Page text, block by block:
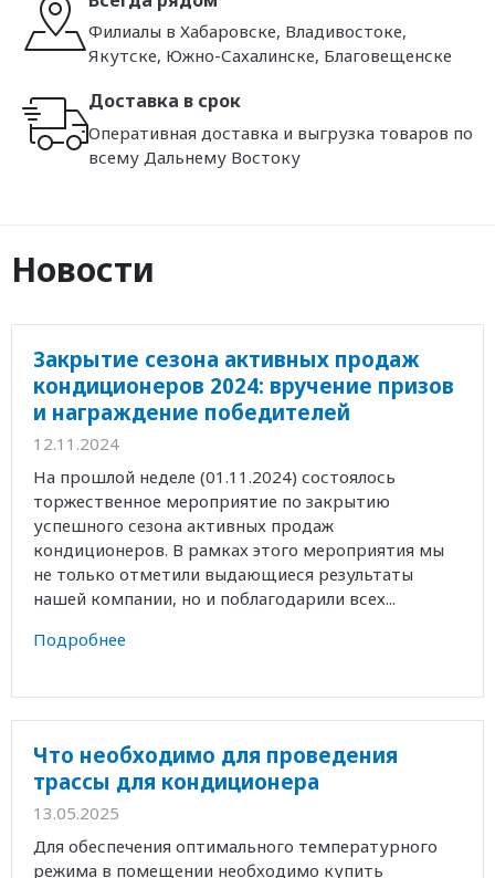
Филиалы в Хабаровске, Владивостоке,
Якутске, Южно-Сахалинске, Благовещенске
Доставка в срок
Оперативная доставка и выгрузка товаров по
всему Дальнему Востоку
Новости
Закрытие сезона активных продаж
кондиционеров 2024: вручение призов
и награждение победителей
12.11.2024
На прошлой неделе (01.11.2024) состоялось
торжественное мероприятие по закрытию
успешного сезона активных продаж
кондиционеров. В рамках этого мероприятия мы
не только отметили выдающиеся результаты
нашей компании, но и поблагодарили всех...
Подробнее
Что необходимо для проведения
трассы для кондиционера
13.05.2025
Для обеспечения оптимального температурного
режима в помещении необходимо купить